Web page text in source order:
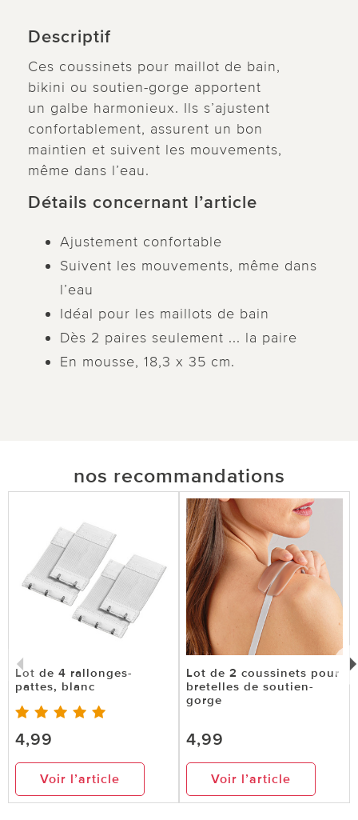
Descriptif
Ces coussinets pour maillot de bain,
bikini ou soutien-gorge apportent
un galbe harmonieux. Ils s’ajustent
confortablement, assurent un bon
maintien et suivent les mouvements,
même dans l’eau.
Détails concernant l’article
Ajustement confortable
Suivent les mouvements, même dans
l’eau
Idéal pour les maillots de bain
Dès 2 paires seulement ... la paire
En mousse, 18,3 x 35 cm.
nos recommandations
Lot de 4 rallonges-
pattes, blanc
4,99
Voir l’article
Lot de 2 coussinets pour
bretelles de soutien-
gorge
4,99
Voir l’article